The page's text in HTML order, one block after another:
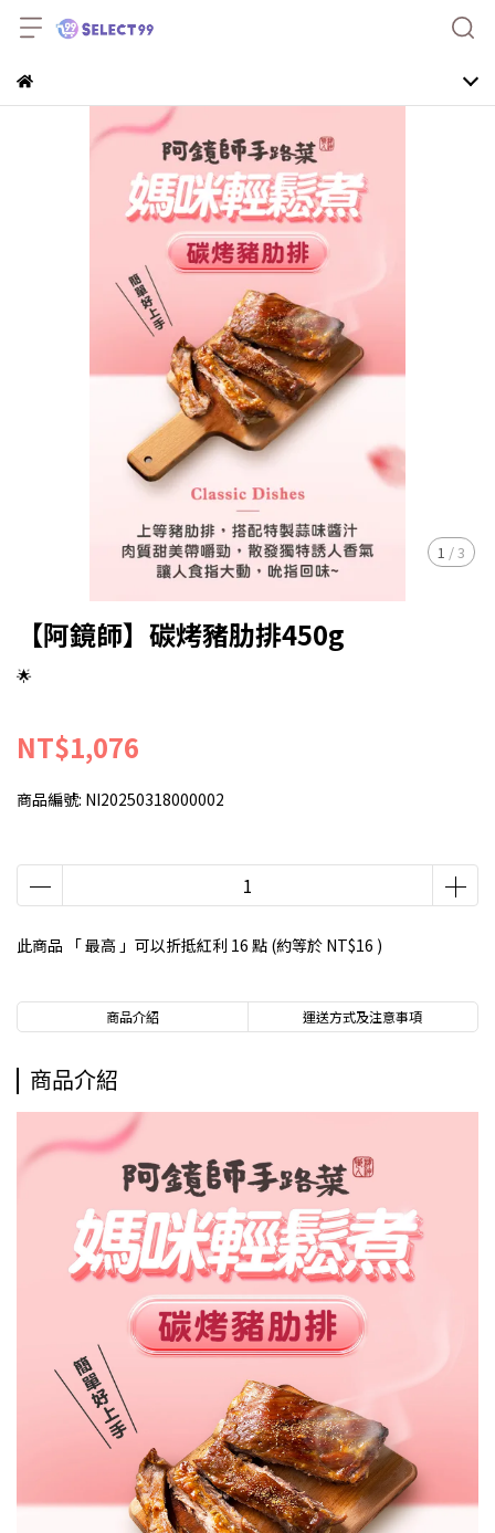
1 /3
【阿鏡師】碳烤豬肋排450g
🌟
NT$1,076
商品編號: NI20250318000002
此商品 「 最高 」可以折抵紅利 16 點 (約等於 NT$16 )
商品介紹 運送方式及注意事項
商品介紹